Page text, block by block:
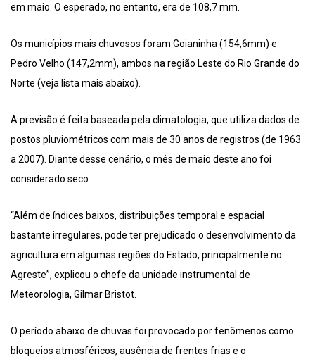
em maio. O esperado, no entanto, era de 108,7 mm.
Os municípios mais chuvosos foram Goianinha (154,6mm) e
Pedro Velho (147,2mm), ambos na região Leste do Rio Grande do
Norte (veja lista mais abaixo).
A previsão é feita baseada pela climatologia, que utiliza dados de
postos pluviométricos com mais de 30 anos de registros (de 1963
a 2007). Diante desse cenário, o mês de maio deste ano foi
considerado seco.
“Além de índices baixos, distribuições temporal e espacial
bastante irregulares, pode ter prejudicado o desenvolvimento da
agricultura em algumas regiões do Estado, principalmente no
Agreste”, explicou o chefe da unidade instrumental de
Meteorologia, Gilmar Bristot.
O período abaixo de chuvas foi provocado por fenômenos como
bloqueios atmosféricos, ausência de frentes frias e o